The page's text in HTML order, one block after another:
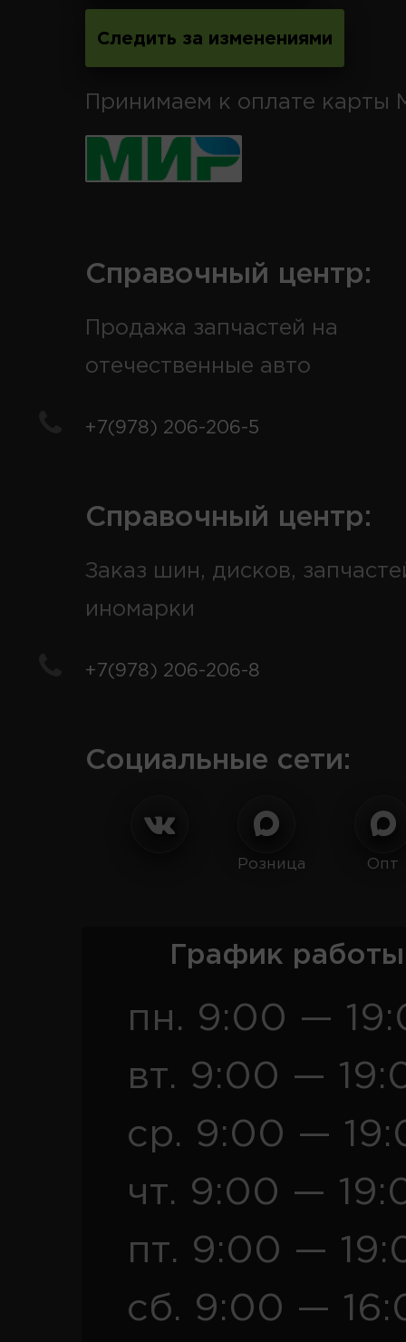
Следить за изменениями
Принимаем к оплате карты
Справочный центр:
Продажа запчастей на
отечественные авто
+7(978) 206-206-5
Справочный центр:
Заказ шин, дисков,
иномарки
+7(978) 206-206-8
Социальные сети:
Розница Опт
График
пн. 9:00 —
вт. 9:00 —
ср. 9:00 —
чт. 9:00 —
пт. 9:00 —
сб. 9:00 —